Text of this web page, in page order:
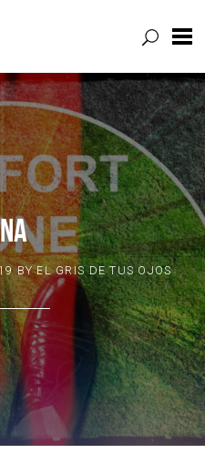
BYEL GRIS DE TUS OJOS